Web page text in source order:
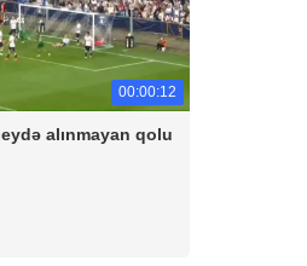
00:00:12
alınmayan qolu